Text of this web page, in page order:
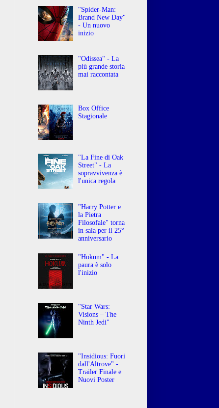
"Spider-Man:
Brand New Day"
- Un nuovo
inizio
"Odissea" - La
più grande storia
mai raccontata
Box Office
Stagionale
"La Fine di Oak
Street" - La
sopravvivenza è
l'unica regola
"Harry Potter e
la Pietra
Filosofale" torna
in sala per il 25°
anniversario
"Hokum" - La
paura è solo
l'inizio
"Star Wars:
Visions – The
Ninth Jedi"
"Insidious: Fuori
dall'Altrove" -
Trailer Finale e
Nuovi Poster